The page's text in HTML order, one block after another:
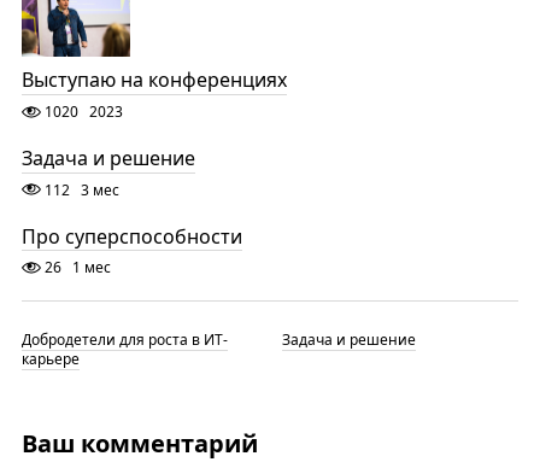
Выступаю на конференциях
1020 2023
Задача и решение
112 3 мес
Про суперспособности
26 1 мес
Добродетели для роста в ИТ-
карьере
Задача и решение
Ваш комментарий